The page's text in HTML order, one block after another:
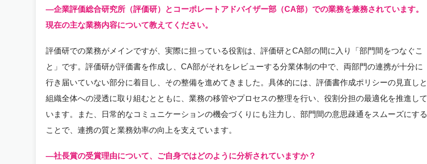
―企業評価総合研究所（評価研）とコーポレートアドバイザー部（CA部）での業務を兼務されています。
現在の主な業務内容について教えてください。
評価研での業務がメインですが、実際に担っている役割は、評価研とCA部の間に入り「部門間をつなぐこ
と」です。評価研が評価書を作成し、CA部がそれをレビューする分業体制の中で、両部門の連携が十分に
行き届いていない部分に着目し、その整備を進めてきました。具体的には、評価書作成ポリシーの見直しと
組織全体への浸透に取り組むとともに、業務の移管やプロセスの整理を行い、役割分担の最適化を推進して
います。また、日常的なコミュニケーションの機会づくりにも注力し、部門間の意思疎通をスムーズにする
ことで、連携の質と業務効率の向上を支えています。
―社長賞の受賞理由について、ご自身ではどのように分析されていますか？